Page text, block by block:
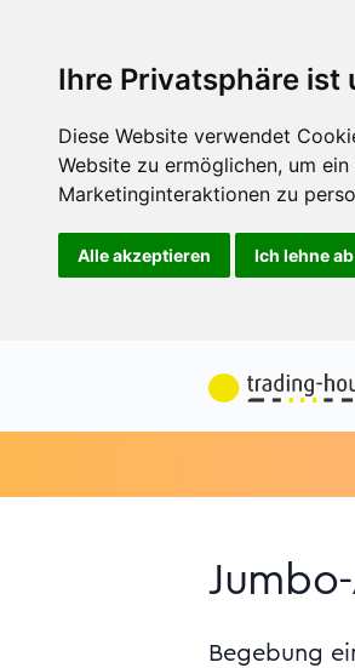
Ihre Privatsphäre ist
Diese Website verwendet
Website zu ermöglichen, um
Marketinginteraktionen zu
Alle akzeptieren Ich lehne ab
Begebung